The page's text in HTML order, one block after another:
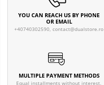
YOU CAN REACH US BY PHONE
OR EMAIL
+40740302590, contact@dualstore.ro
MULTIPLE PAYMENT METHODS
Equal installments without interest,